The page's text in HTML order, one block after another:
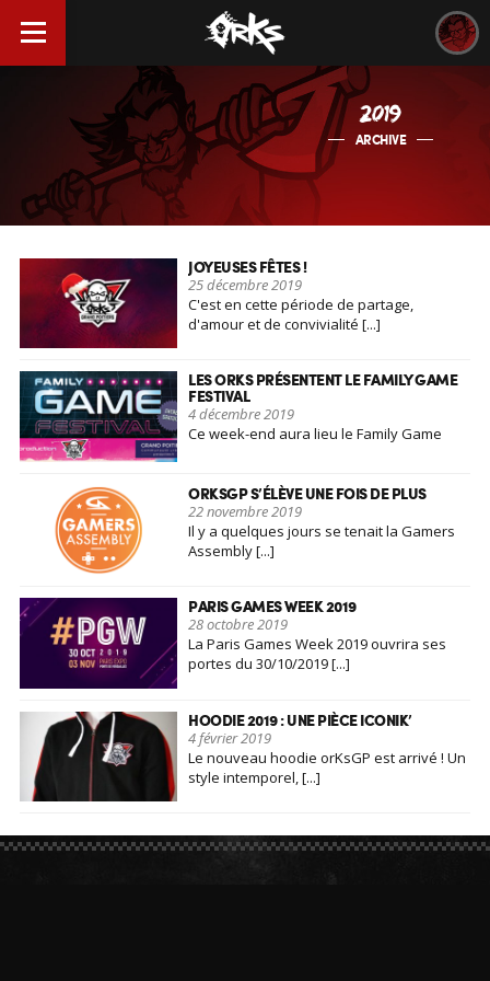
2019
ARCHIVE
JOYEUSES FÊTES !
25 décembre 2019
C'est en cette période de partage,
d'amour et de convivialité [...]
LES ORKS PRÉSENTENT LE FAMILY GAME
FESTIVAL
4 décembre 2019
Ce week-end aura lieu le Family Game
ORKSGP S’ÉLÈVE UNE FOIS DE PLUS
22 novembre 2019
Il y a quelques jours se tenait la Gamers
Assembly [...]
PARIS GAMES WEEK 2019
28 octobre 2019
La Paris Games Week 2019 ouvrira ses
portes du 30/10/2019 [...]
HOODIE 2019 : UNE PIÈCE ICONIK’
4 février 2019
Le nouveau hoodie orKsGP est arrivé ! Un
style intemporel, [...]